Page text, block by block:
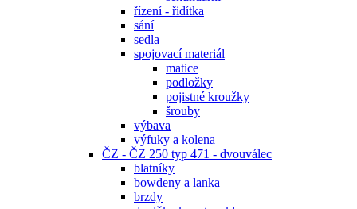
řízení - řidítka
sání
sedla
spojovací materiál
matice
podložky
pojistné kroužky
šrouby
výbava
výfuky a kolena
ČZ - ČZ 250 typ 471 - dvouválec
blatníky
bowdeny a lanka
brzdy